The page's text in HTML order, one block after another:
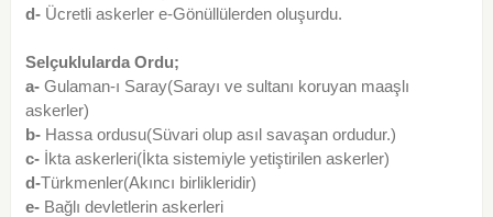
d- Ücretli askerler e-Gönüllülerden oluşurdu.
Selçuklularda Ordu;
a- Gulaman-ı Saray(Sarayı ve sultanı koruyan maaşlı
askerler)
b- Hassa ordusu(Süvari olup asıl savaşan ordudur.)
c- İkta askerleri(İkta sistemiyle yetiştirilen askerler)
d-Türkmenler(Akıncı birlikleridir)
e- Bağlı devletlerin askerleri